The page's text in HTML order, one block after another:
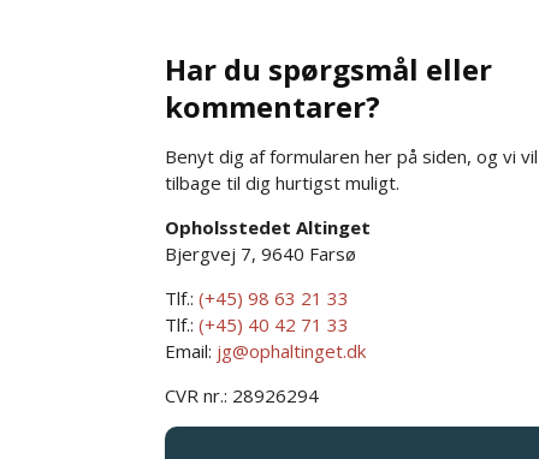
Har du spørgsmål eller
kommentarer?
Benyt dig af formularen her på siden, og vi
tilbage til dig hurtigst muligt.
Opholsstedet Altinget
Bjergvej 7, 9640 Farsø
Tlf.: (+45) 98 63 21 33
Tlf.: (+45) 40 42 71 33
Email: jg@ophaltinget.dk
CVR nr.: 28926294